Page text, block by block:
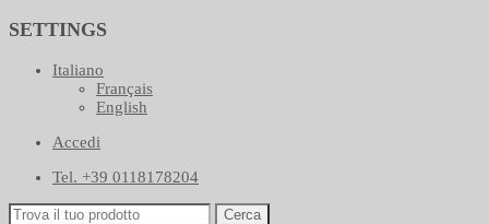
SETTINGS
Italiano
Français
English
Accedi
Tel. +39 0118178204
Cerca